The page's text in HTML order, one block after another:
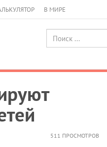
В МИРЕ
511 ПРОСМОТРОВ